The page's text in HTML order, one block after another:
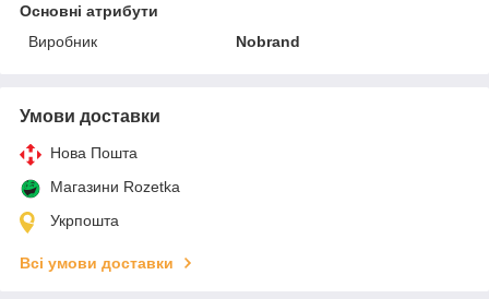
Основні атрибути
Виробник
Nobrand
Умови доставки
Нова Пошта
Магазини Rozetka
Укрпошта
Всі умови доставки